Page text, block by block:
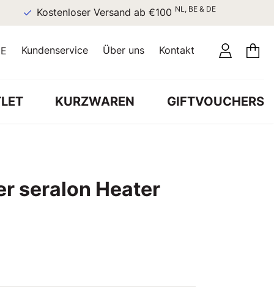
Kostenloser Versand ab €100NL, BE & DE
Kundenservice Über uns Kontakt
KURZWAREN GIFTVOUCHERS
seralon Heater